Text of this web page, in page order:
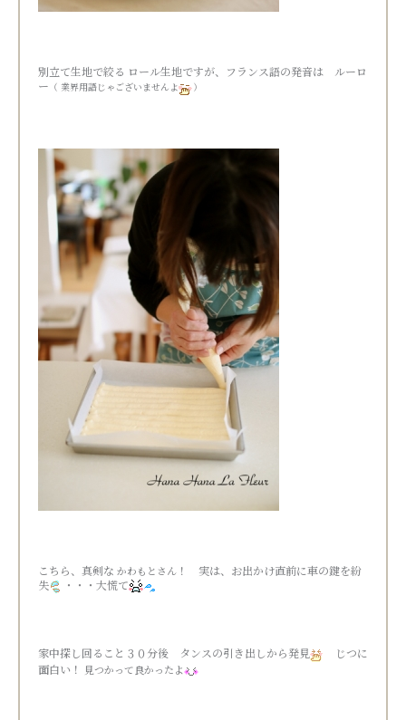
別立て生地で絞る ロール生地ですが、フランス語の発音は ルーロ
ー （ 業界用語じゃございませんよ ）
こちら、真剣な かわもとさん ！ 実は、お出かけ直前に車の鍵を紛
失
・・・大慌て
家中探し回ること３０分後 タンスの引き出しから発見
じつに
面白い！
見つかって良かったよ